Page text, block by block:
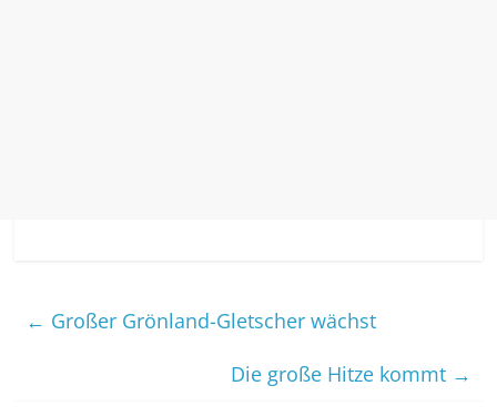
← Großer Grönland-Gletscher wächst
Die große Hitze kommt →